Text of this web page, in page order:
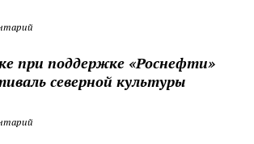
при поддержке «Роснефти»
северной культуры